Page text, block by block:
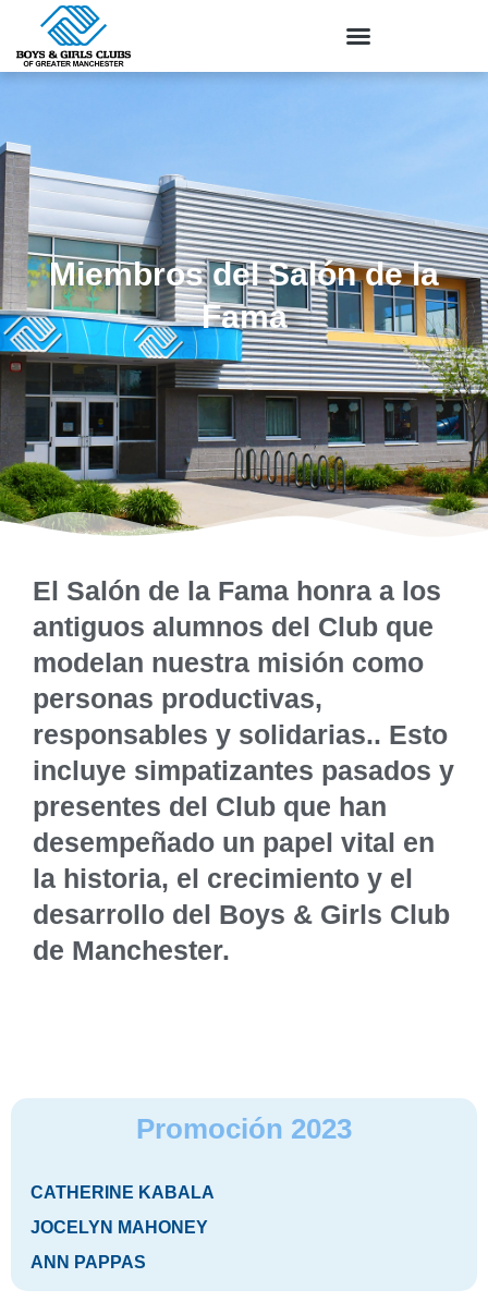
Miembros del Salón de la
Fama
El Salón de la Fama honra a los
antiguos alumnos del Club que
modelan nuestra misión como
personas productivas,
responsables y solidarias.. Esto
incluye simpatizantes pasados y
presentes del Club que han
desempeñado un papel vital en
la historia, el crecimiento y el
desarrollo del Boys & Girls Club
de Manchester.
Promoción 2023
CATHERINE KABALA
JOCELYN MAHONEY
ANN PAPPAS